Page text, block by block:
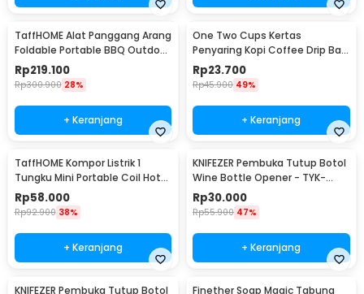
TaffHOME Alat Panggang Arang
Foldable Portable BBQ Outdoor
Grill Stove - HWSK77
Rp219.100
Rp300.900 28%
+ Keranjang
One Two Cups Kertas
Penyaring Kopi Coffee Drip Bag
Paper Filter 50PCS - T111
Rp23.700
Rp45.900 49%
+ Keranjang
TaffHOME Kompor Listrik 1
Tungku Mini Portable Coil Hot
Plate 500W - C1-1000-03
Rp58.000
Rp92.900 38%
+ Keranjang
KNIFEZER Pembuka Tutup Botol
Wine Bottle Opener - TYK-
074B
Rp30.000
Rp55.900 47%
+ Keranjang
KNIFEZER Pembuka Tutup Botol
Finether Soap Magic Tabung